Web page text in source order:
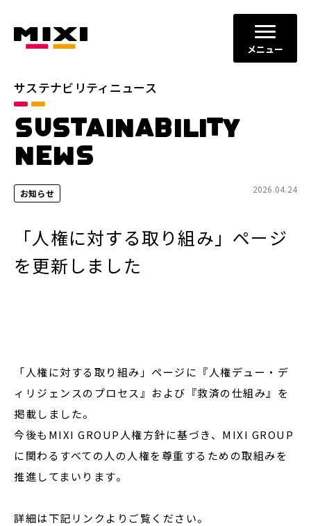
メニュー
サステナビリティニュース
SUSTAINABILITY
NEWS
お知らせ 2026.04.24
「人権に対する取り組み」ページ
を更新しました
「人権に対する取り組み」ページに『人権デュー・デ
ィリジェンスのプロセス』および『救済の仕組み』を
掲載しました。
今後もMIXI GROUP人権方針に基づき、MIXI GROUP
に関わるすべての人の人権を尊重するための取組みを
推進してまいります。
詳細は下記リンクよりご覧ください。
カテゴリ
すべて お知らせ
プレスリリース
年別